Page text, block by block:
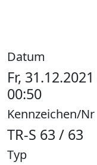
Datum
Fr,
00:50
Kennzeichen/Nr
TR-S 63 / 63
Typ